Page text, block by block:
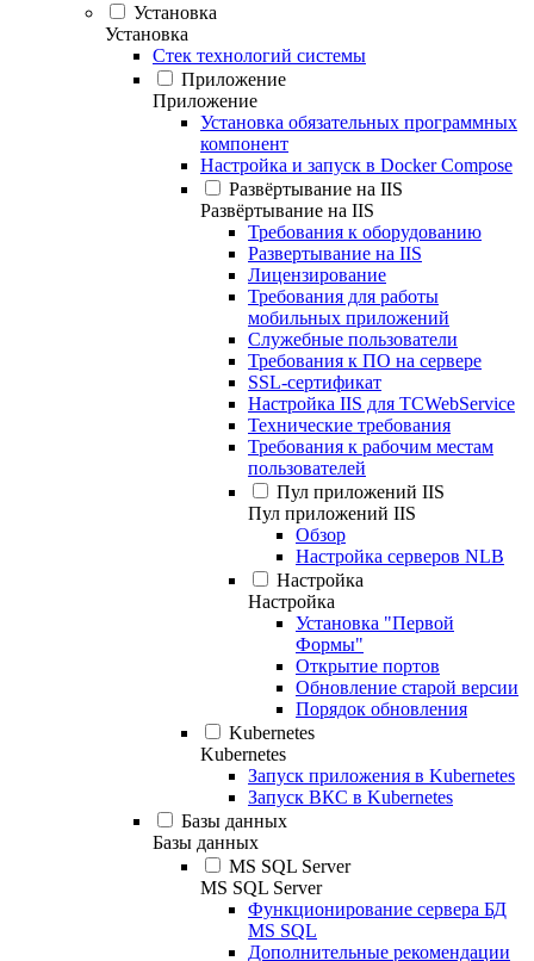
Установка
Установка
Стек технологий системы
Приложение
Приложение
Установка обязательных программных
компонент
Настройка и запуск в Docker Compose
Развёртывание на IIS
Развёртывание на IIS
Требования к оборудованию
Развертывание на IIS
Лицензирование
Требования для работы
мобильных приложений
Служебные пользователи
Требования к ПО на сервере
SSL-сертификат
Настройка IIS для TCWebService
Технические требования
Требования к рабочим местам
пользователей
Пул приложений IIS
Пул приложений IIS
Обзор
Настройка серверов NLB
Настройка
Настройка
Установка "Первой
Формы"
Открытие портов
Обновление старой версии
Порядок обновления
Kubernetes
Kubernetes
Запуск приложения в Kubernetes
Запуск ВКС в Kubernetes
Базы данных
Базы данных
MS SQL Server
MS SQL Server
Функционирование сервера БД
MS SQL
Дополнительные рекомендации